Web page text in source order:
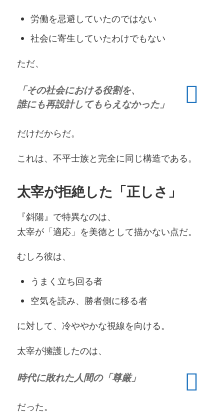
労働を忌避していたのではない
社会に寄生していたわけでもない
ただ、
「その社会における役割を、
誰にも再設計してもらえなかった」
だけだからだ。
これは、不平士族と完全に同じ構造である。
太宰が拒絶した「正しさ」
『斜陽』で特異なのは、
太宰が「適応」を美徳として描かない点だ。
むしろ彼は、
うまく立ち回る者
空気を読み、勝者側に移る者
に対して、冷ややかな視線を向ける。
太宰が擁護したのは、
時代に敗れた人間の「尊厳」
だった。